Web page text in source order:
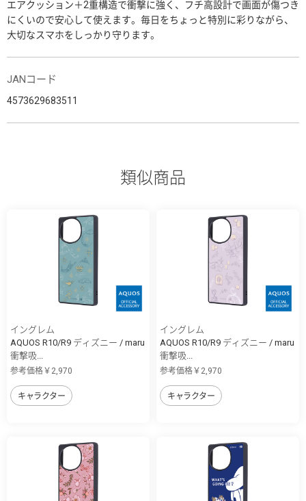
エアクッション＋2重構造で衝撃に強く、フチ高設計で画面が傷つき
にくいので安心して使えます。毎日をちょっと特別に彩りながら、
大切なスマホをしっかり守ります。
JANコード
4573629683511
類似商品
イングレム
AQUOS R10/R9 ディズニー / maru
衝撃吸...
参考価格￥2,970
キャラクター
イングレム
AQUOS R10/R9 ディズニー / maru
衝撃吸...
参考価格￥2,970
キャラクター